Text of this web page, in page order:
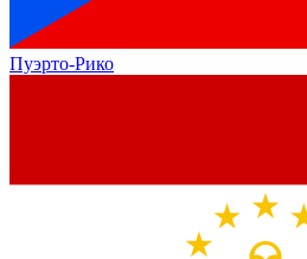
Пуэрто-Рико